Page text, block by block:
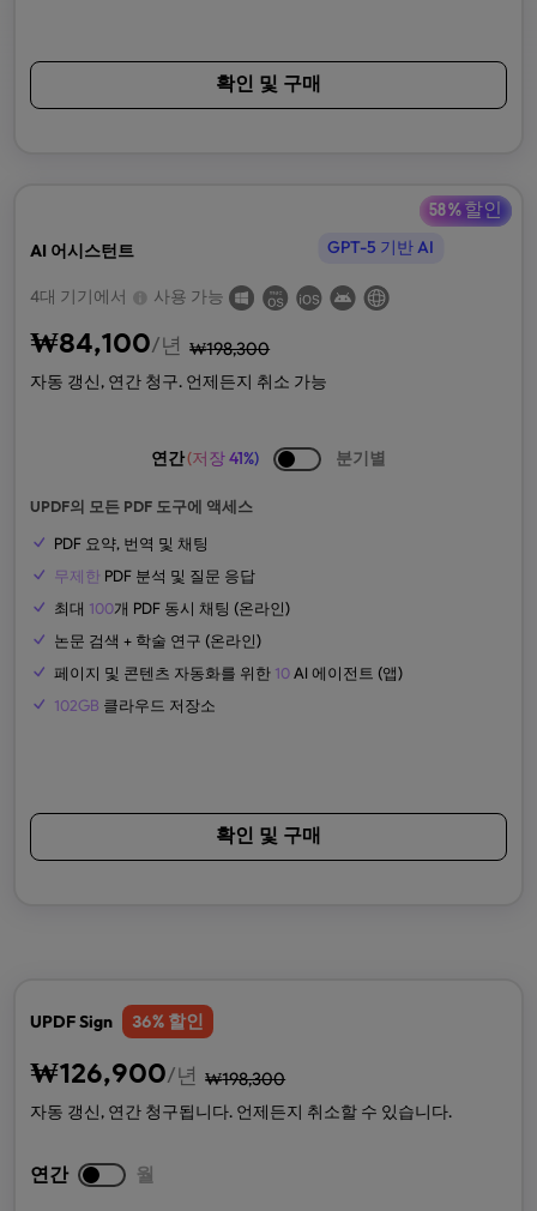
확인 및 구매
58 % 할인
AI 어시스턴트 GPT-5 기반 AI
4대 기기에서 사용 가능
₩84,100/년 ₩198,300
자동 갱신, 연간 청구. 언제든지 취소 가능
연간(저장 41%) 분기별
UPDF의 모든 PDF 도구에 액세스
PDF 요약, 번역 및 채팅
무제한 PDF 분석 및 질문 응답
최대 100개 PDF 동시 채팅 (온라인)
논문 검색 + 학술 연구 (온라인)
페이지 및 콘텐츠 자동화를 위한 10 AI 에이전트 (앱)
102GB 클라우드 저장소
확인 및 구매
UPDF Sign 36% 할인
₩126,900/년 ₩198,300
자동 갱신, 연간 청구됩니다. 언제든지 취소할 수 있습니다.
연간 월